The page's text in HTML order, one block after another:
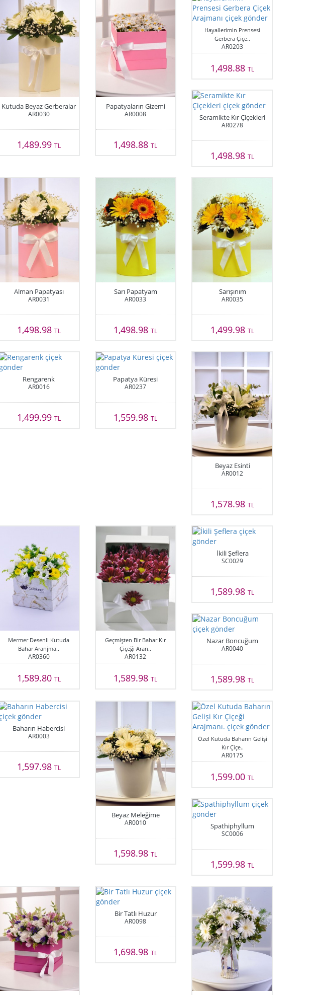
Kutuda Beyaz Gerberalar
AR0030
1,489.99 TL
Papatyaların Gizemi
AR0008
1,498.88TL
Hayallerimin Prensesi
Gerbera Çiçe..
AR0203
1,498.88TL
Seramikte Kır Çiçekleri
AR0278
1,498.98TL
Alman Papatyası
AR0031
1,498.98 TL
Sarı Papatyam
AR0033
1,498.98TL
Sarışınım
AR0035
1,499.98TL
Rengarenk
AR0016
1,499.99 TL
Papatya Küresi
AR0237
1,559.98TL
Beyaz Esinti
AR0012
1,578.98TL
Mermer Desenli Kutuda
Bahar Aranjma..
AR0360
1,589.80 TL
Geçmişten Bir Bahar Kır
Çiçeği Aran..
AR0132
1,589.98TL
İkili Şeflera
SC0029
1,589.98TL
Nazar Boncuğum
AR0040
1,589.98TL
Baharın Habercisi
AR0003
1,597.98 TL
Beyaz Meleğime
AR0010
1,598.98TL
Özel Kutuda Baharın Gelişi
Kır Çiçe..
AR0175
1,599.00TL
Spathiphyllum
SC0006
1,599.98TL
Bir Tatlı Huzur
AR0098
1,698.98TL